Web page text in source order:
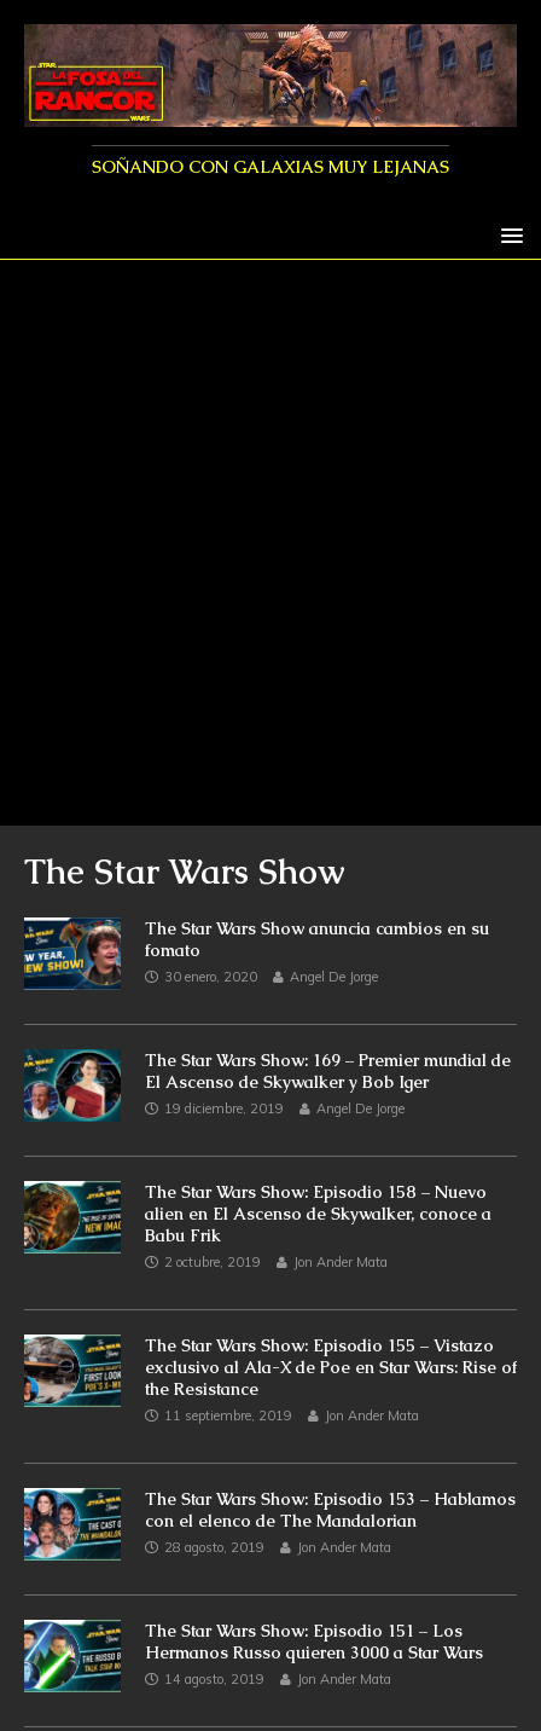
SOÑANDO CON GALAXIAS MUY LEJANAS
The Star Wars Show
The Star Wars Show anuncia cambios en su
fomato
30 enero, 2020 Angel De Jorge
The Star Wars Show: 169 – Premier mundial de
El Ascenso de Skywalker y Bob Iger
19 diciembre, 2019 Angel De Jorge
The Star Wars Show: Episodio 158 – Nuevo
alien en El Ascenso de Skywalker, conoce a
Babu Frik
2 octubre, 2019 Jon Ander Mata
The Star Wars Show: Episodio 155 – Vistazo
exclusivo al Ala-X de Poe en Star Wars: Rise of
the Resistance
11 septiembre, 2019 Jon Ander Mata
The Star Wars Show: Episodio 153 – Hablamos
con el elenco de The Mandalorian
28 agosto, 2019 Jon Ander Mata
The Star Wars Show: Episodio 151 – Los
Hermanos Russo quieren 3000 a Star Wars
14 agosto, 2019 Jon Ander Mata